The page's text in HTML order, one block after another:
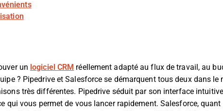
un logiciel CRM réellement adapté au flux de travail, au
? Pipedrive et Salesforce se démarquent tous deux dans le
très différentes. Pipedrive séduit par son interface
qui vous permet de vous lancer rapidement. Salesforce,